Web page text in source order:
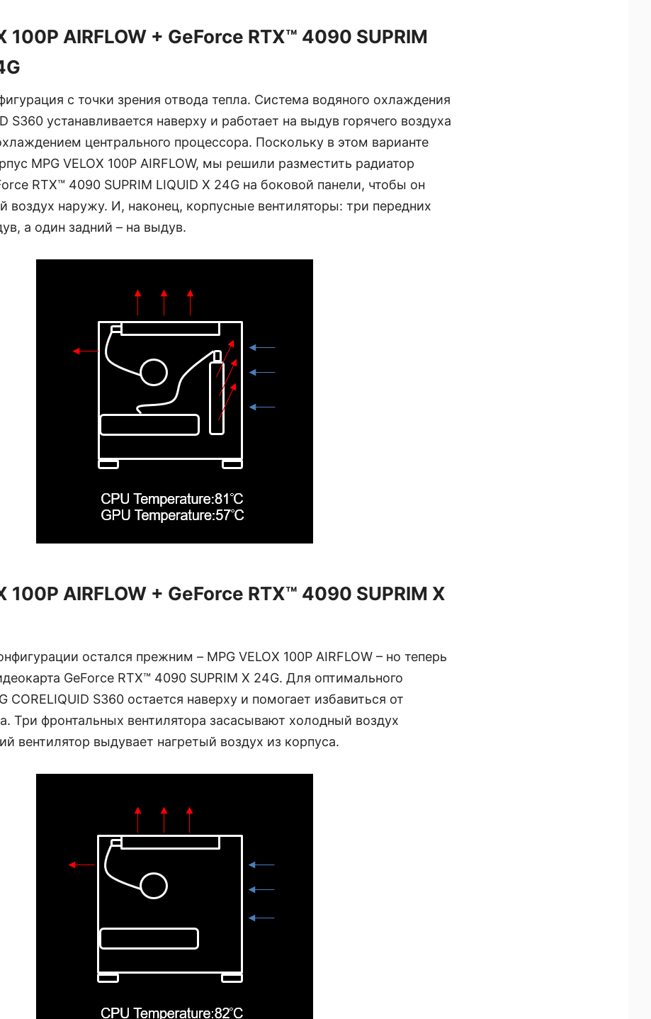
100P AIRFLOW + GeForce RTX™ 4090 SUPRIM
с точки зрения отвода тепла. Система водяного охлаждения
S360 устанавливается наверху и работает на выдув горячего воздуха
центрального процессора. Поскольку в этом варианте
MPG VELOX 100P AIRFLOW, мы решили разместить радиатор
RTX™ 4090 SUPRIM LIQUID X 24G на боковой панели, чтобы он
воздух наружу. И, наконец, корпусные вентиляторы: три передних
а один задний – на выдув.
100P AIRFLOW + GeForce RTX™ 4090 SUPRIM X
остался прежним – MPG VELOX 100P AIRFLOW – но теперь
GeForce RTX™ 4090 SUPRIM X 24G. Для оптимального
CORELIQUID S360 остается наверху и помогает избавиться от
Три фронтальных вентилятора засасывают холодный воздух
вентилятор выдувает нагретый воздух из корпуса.